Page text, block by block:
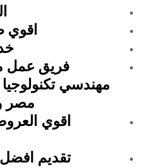
فريق عمل
مهندسي
مصر
اقوي
تقديم